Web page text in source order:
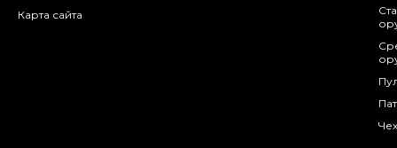
Карта сайта